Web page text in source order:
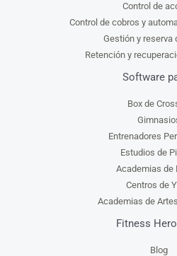
Control de
Control de cobros y
Gestión y reserva
Retención y
Software
Box de
Entrenadores
Estudios de
Academias de
Centros de
Academias de
Fitness
Blog